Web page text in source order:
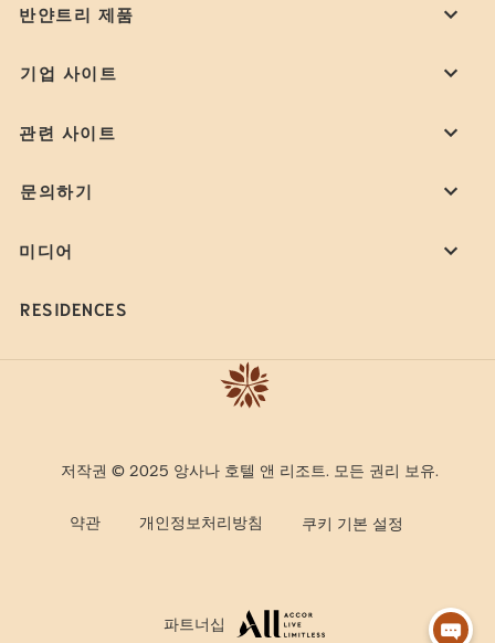
반얀트리 제품
기업 사이트
관련 사이트
문의하기
미디어
RESIDENCES
저작권 © 2025 앙사나 호텔 앤 리조트. 모든 권리 보유.
약관 개인정보처리방침 쿠키 기본 설정
파트너십